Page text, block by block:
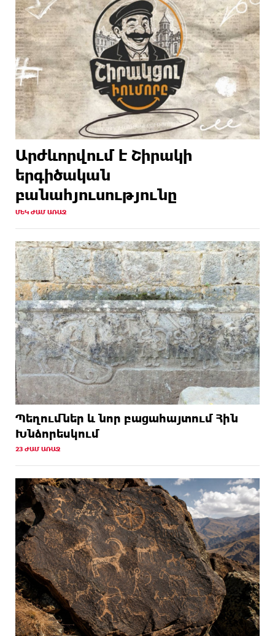
Արժևորվում է Շիրակի
երգիծական
բանահյուսությունը
ՄԵԿ ԺԱՄ ԱՌԱՋ
Պեղումներ և նոր բացահայտում Հին
Խնձորեսկում
23 ԺԱՄ ԱՌԱՋ